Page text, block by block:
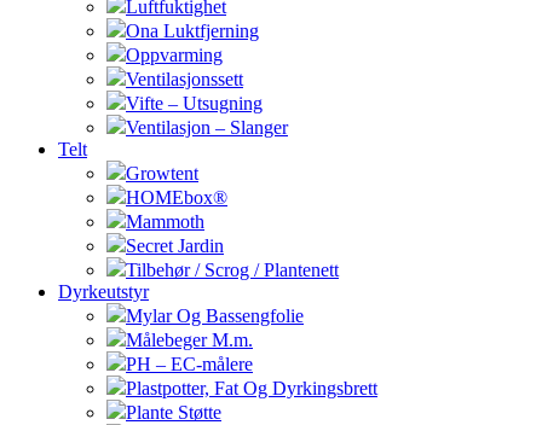
Luftfuktighet
Ona Luktfjerning
Oppvarming
Ventilasjonssett
Vifte – Utsugning
Ventilasjon – Slanger
Telt
Growtent
HOMEbox®
Mammoth
Secret Jardin
Tilbehør / Scrog / Plantenett
Dyrkeutstyr
Mylar Og Bassengfolie
Målebeger M.m.
PH – EC-målere
Plastpotter, Fat Og Dyrkingsbrett
Plante Støtte